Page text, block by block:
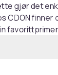
gjør det
CDON finner